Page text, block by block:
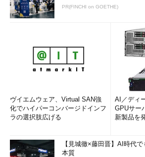
PR(FINCHI on GOETHE)
ヴイエムウェア、Virtual SAN強
化でハイパーコンバージドインフ
ラの選択肢広げる
AI／ディ
GPUサー
新製品を
【見城徹×藤田晋】AI時代
本質